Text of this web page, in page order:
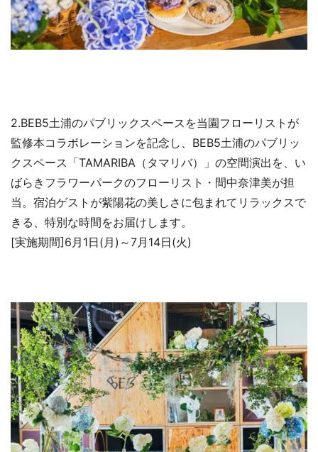
2.BEB5土浦のパブリックスペースを当園フローリストが
監修本コラボレーションを記念し、BEB5土浦のパブリッ
クスペース「TAMARIBA（タマリバ）」の空間演出を、い
ばらきフラワーパークのフローリスト・間中奈津美が担
当。宿泊ゲストが紫陽花の美しさに包まれてリラックスで
きる、特別な時間をお届けします。
[実施期間]6月1日(月)～7月14日(火)